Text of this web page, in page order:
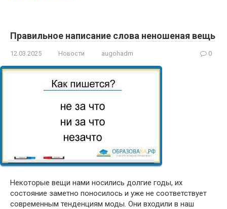
Правильное написание слова неношеная вещь
12.03.2025 Новости augohadm 0
Некоторые вещи нами носились долгие годы, их
состояние заметно поносилось и уже не соответствует
современным тенденциям моды. Они входили в наш